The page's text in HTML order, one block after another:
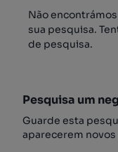
Não
sua pesquisa.
de pesquisa.
Pesquisa um
Guarde esta
aparecerem